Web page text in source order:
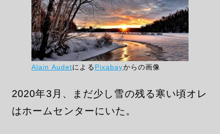
Alain Audetによる Pixabayからの画像
2020年3月、まだ少し雪の残る寒い頃オレ
はホームセンターにいた。